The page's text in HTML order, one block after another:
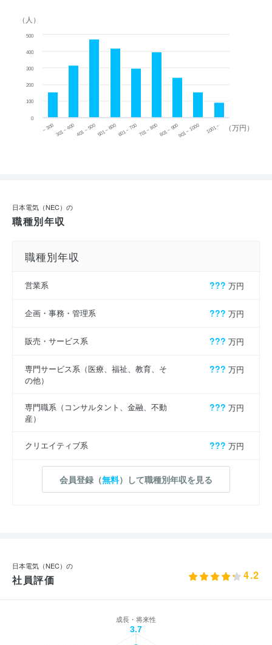
（万円）
（人）
~ 300 301 ~ 400 401 ~ 500501 ~ 600601 ~ 700701 ~ 800801 ~ 900901 ~ 1000 1001 ~
0
100
200
300
400
500
日本電気（NEC）の
職種別年収
職種別年収
営業系 ??? 万円
企画・事務・管理系 ??? 万円
販売・サービス系 ??? 万円
専門サービス系（医療、福祉、教育、そ
の他）
??? 万円
専門職系（コンサルタント、金融、不動
産）
??? 万円
クリエイティブ系 ??? 万円
会員登録（無料）して職種別年収を見る
日本電気（NEC）の
社員評価 4.2
成長・将来性
3.7